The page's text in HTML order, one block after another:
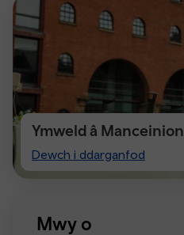
Ymweld â Manceinion
Dewch i ddarganfod
Visiting
Manchester
Mwy o